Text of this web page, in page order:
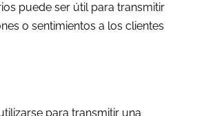
puede ser útil para transmitir
o sentimientos a los clientes
para transmitir una